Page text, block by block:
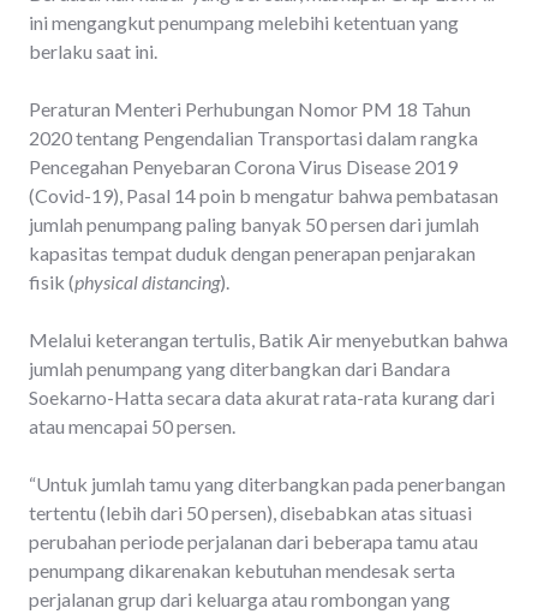
ini mengangkut penumpang melebihi ketentuan yang
berlaku saat ini.
Peraturan Menteri Perhubungan Nomor PM 18 Tahun
2020 tentang Pengendalian Transportasi dalam rangka
Pencegahan Penyebaran Corona Virus Disease 2019
(Covid-19), Pasal 14 poin b mengatur bahwa pembatasan
jumlah penumpang paling banyak 50 persen dari jumlah
kapasitas tempat duduk dengan penerapan penjarakan
fisik (physical distancing).
Melalui keterangan tertulis, Batik Air menyebutkan bahwa
jumlah penumpang yang diterbangkan dari Bandara
Soekarno-Hatta secara data akurat rata-rata kurang dari
atau mencapai 50 persen.
“Untuk jumlah tamu yang diterbangkan pada penerbangan
tertentu (lebih dari 50 persen), disebabkan atas situasi
perubahan periode perjalanan dari beberapa tamu atau
penumpang dikarenakan kebutuhan mendesak serta
perjalanan grup dari keluarga atau rombongan yang